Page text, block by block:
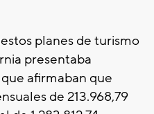
planes de turismo
presentaba
afirmaban que
de 213.968,79